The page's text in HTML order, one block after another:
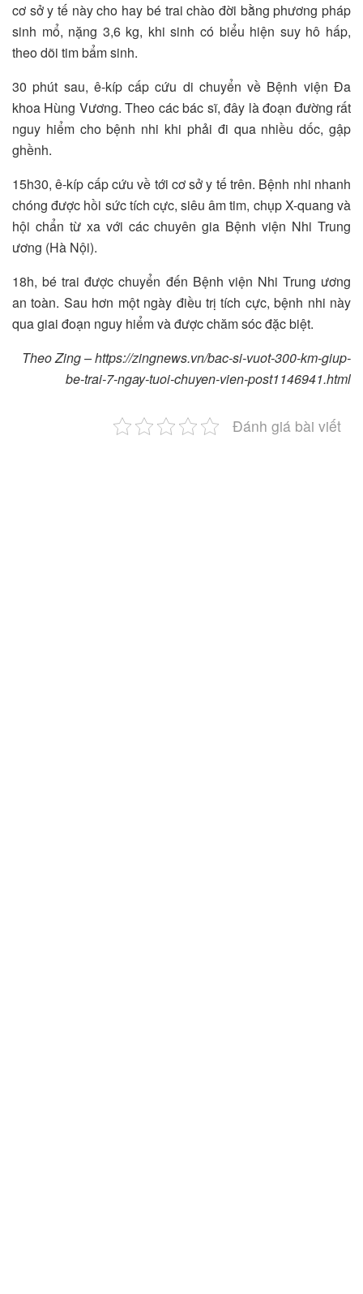
cơ sở y tế này cho hay bé trai chào đời bằng phương pháp
sinh mổ, nặng 3,6 kg, khi sinh có biểu hiện suy hô hấp,
theo dõi tim bẩm sinh.
30 phút sau, ê-kíp cấp cứu di chuyển về Bệnh viện Đa
khoa Hùng Vương. Theo các bác sĩ, đây là đoạn đường rất
nguy hiểm cho bệnh nhi khi phải đi qua nhiều dốc, gập
ghềnh.
15h30, ê-kíp cấp cứu về tới cơ sở y tế trên. Bệnh nhi nhanh
chóng được hồi sức tích cực, siêu âm tim, chụp X-quang và
hội chẩn từ xa với các chuyên gia Bệnh viện Nhi Trung
ương (Hà Nội).
18h, bé trai được chuyển đến Bệnh viện Nhi Trung ương
an toàn. Sau hơn một ngày điều trị tích cực, bệnh nhi này
qua giai đoạn nguy hiểm và được chăm sóc đặc biệt.
Theo Zing – https://zingnews.vn/bac-si-vuot-300-km-giup-
be-trai-7-ngay-tuoi-chuyen-vien-post1146941.html
Đánh giá bài viết